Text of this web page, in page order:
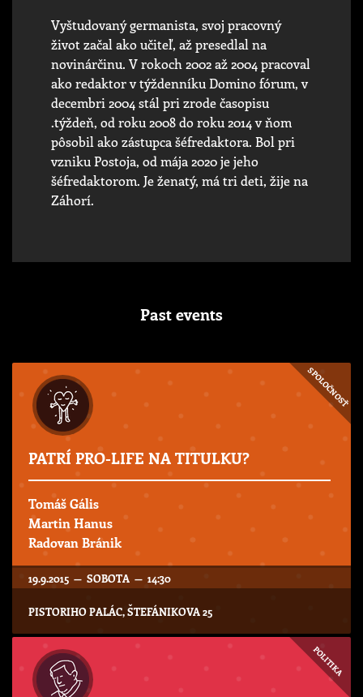
Vyštudovaný germanista, svoj pracovný
život začal ako učiteľ, až presedlal na
novinárčinu. V rokoch 2002 až 2004 pracoval
ako redaktor v týždenníku Domino fórum, v
decembri 2004 stál pri zrode časopisu
.týždeň, od roku 2008 do roku 2014 v ňom
pôsobil ako zástupca šéfredaktora. Bol pri
vzniku Postoja, od mája 2020 je jeho
šéfredaktorom. Je ženatý, má tri deti, žije na
Záhorí.
Past events
SPOLOČNOSŤ
PATRÍ PRO-LIFE NA TITULKU?
Tomáš Gális
Martin Hanus
Radovan Bránik
19.9.2015 — SOBOTA — 14:30
PISTORIHO PALÁC, ŠTEFÁNIKOVA 25
POLITIKA